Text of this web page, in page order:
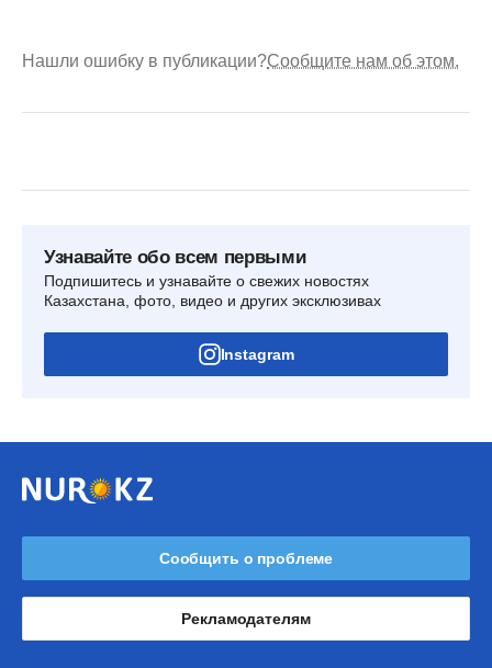
Нашли ошибку в публикации?Сообщите нам об этом.
Узнавайте обо всем первыми
Подпишитесь и узнавайте о свежих новостях
Казахстана, фото, видео и других эксклюзивах
Instagram
Сообщить о проблеме
Рекламодателям